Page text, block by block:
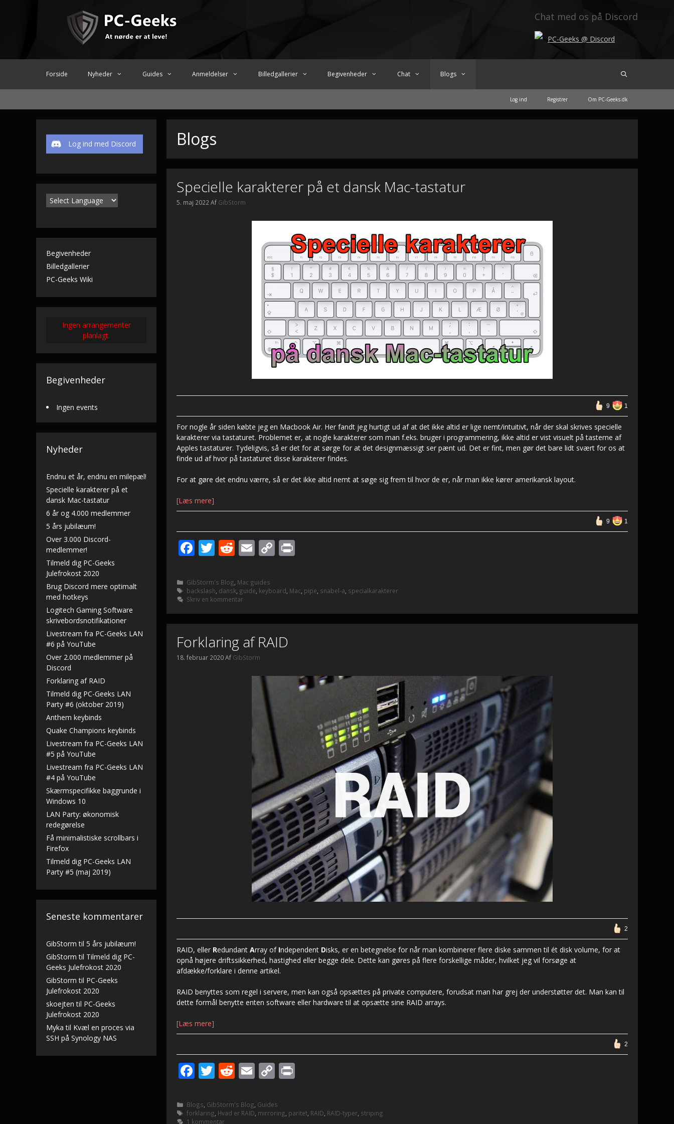
Chat med os på Discord
PC-Geeks @ Discord
Forside Nyheder Guides Anmeldelser Billedgallerier Begivenheder Chat Blogs
Log ind Registrer Om PC-Geeks.dk
Blogs
Specielle karakterer på et dansk Mac-tastatur
5. maj 2022 Af GibStorm
9 1
For nogle år siden købte jeg en Macbook Air. Her fandt jeg hurtigt ud af at det ikke altid er lige nemt/intuitivt, når der skal skrives specielle
karakterer via tastaturet. Problemet er, at nogle karakterer som man f.eks. bruger i programmering, ikke altid er vist visuelt på tasterne af
Apples tastaturer. Tydeligvis, så er det for at sørge for at det designmæssigt ser pænt ud. Det er fint, men gør det bare lidt svært for os at
finde ud af hvor på tastaturet disse karakterer findes.
For at gøre det endnu værre, så er det ikke altid nemt at søge sig frem til hvor de er, når man ikke kører amerikansk layout.
[Læs mere]
9 1
F
e
b
o
o
k
T
itt
er
R
d
di
t
E
ai
l
C
y
Li
n
k
Kategorier
GibStorm's Blog Mac guides
Tags
backslash dansk guide keyboard Mac pipe snabel-a specialkarakterer
Skriv en kommentar
Forklaring af RAID
18. februar 2020Af GibStorm
2
RAID, eller Redundant Array of Independent Disks, er en betegnelse for når man kombinerer flere diske sammen til ét disk volume, for at
opnå højere driftssikkerhed, hastighed eller begge dele. Dette kan gøres på flere forskellige måder, hvilket jeg vil forsøge at
afdække/forklare i denne artikel.
RAID benyttes som regel i servere, men kan også opsættes på private computere, forudsat man har grej der understøtter det. Man kan til
dette formål benytte enten software eller hardware til at opsætte sine RAID arrays.
[Læs mere]
2
F
e
b
T
itt
er
R
d
di
E
ai
l
C
p
y
Kategorier
Blogs, GibStorm's Blog, Guides
Tags
forklaring, Hvad er RAID, mirroring, paritet, RAID, RAID-typer, striping
1 kommentar
Log ind med Discord
Begivenheder
Billedgallerier
PC-Geeks Wiki
Ingen arrangementer
planlagt.
Begivenheder
Ingen events
Nyheder
Endnu et år, endnu en milepæl!
Specielle karakterer på et
dansk Mac-tastatur
6 år og 4.000 medlemmer
5 års jubilæum!
Over 3.000 Discord-
medlemmer!
Tilmeld dig PC-Geeks
Julefrokost 2020
Brug Discord mere optimalt
med hotkeys
Logitech Gaming Software
skrivebordsnotifikationer
Livestream fra PC-Geeks LAN
#6 på YouTube
Over 2.000 medlemmer på
Discord
Forklaring af RAID
Tilmeld dig PC-Geeks LAN
Party #6 (oktober 2019)
Anthem keybinds
Quake Champions keybinds
Livestream fra PC-Geeks LAN
#5 på YouTube
Livestream fra PC-Geeks LAN
#4 på YouTube
Skærmspecifikke baggrunde i
Windows 10
LAN Party: økonomisk
redegørelse
Få minimalistiske scrollbars i
Firefox
Tilmeld dig PC-Geeks LAN
Party #5 (maj 2019)
Seneste kommentarer
GibStorm til 5 års jubilæum!
GibStorm til Tilmeld dig PC-
Geeks Julefrokost 2020
GibStorm til PC-Geeks
Julefrokost 2020
skoejten til PC-Geeks
Julefrokost 2020
Myka til Kvæl en proces via
SSH på Synology NAS